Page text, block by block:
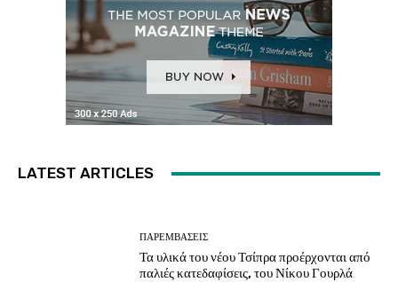
LATEST ARTICLES
ΠΑΡΕΜΒΑΣΕΙΣ
Τα υλικά του νέου Τσίπρα προέρχονται από
παλιές κατεδαφίσεις, του Νίκου Γουρλά